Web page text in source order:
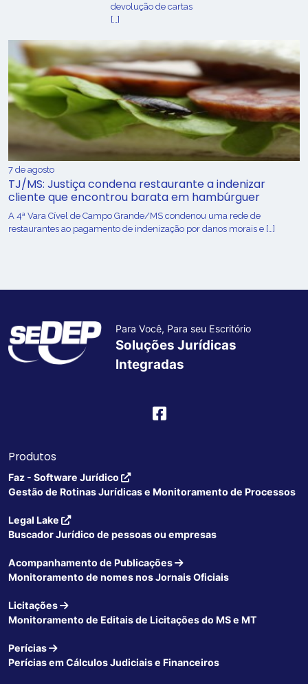
devolução de cartas
[…]
7 de agosto
TJ/MS: Justiça condena restaurante a indenizar
cliente que encontrou barata em hambúrguer
A 4ª Vara Cível de Campo Grande/MS condenou uma rede de
restaurantes ao pagamento de indenização por danos morais e […]
Para Você, Para seu Escritório
Soluções Jurídicas
Integradas
Produtos
Faz - Software Jurídico
Gestão de Rotinas Jurídicas e Monitoramento de Processos
Legal Lake
Buscador Jurídico de pessoas ou empresas
Acompanhamento de Publicações
Monitoramento de nomes nos Jornais Oficiais
Licitações
Monitoramento de Editais de Licitações do MS e MT
Perícias
Perícias em Cálculos Judiciais e Financeiros